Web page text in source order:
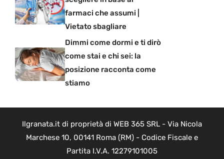
farmaci che assumi |
Vietato sbagliare
Dimmi come dormi e ti dirò
come stai e chi sei: la
posizione racconta come
stiamo
Ilgranata.it di proprietà di WEB 365 SRL - Via Nicola
Marchese 10, 00141 Roma (RM) - Codice Fiscale e
Partita I.V.A. 12279101005